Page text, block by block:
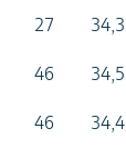
27 34,3
46 34,5
46 34,4